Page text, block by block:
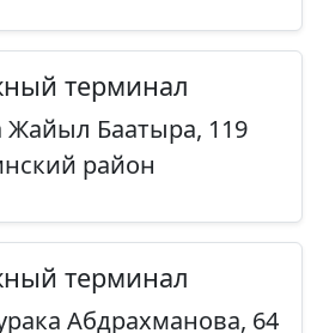
терминал
Жайыл Баатыра, 119
район
терминал
Абдрахманова, 64